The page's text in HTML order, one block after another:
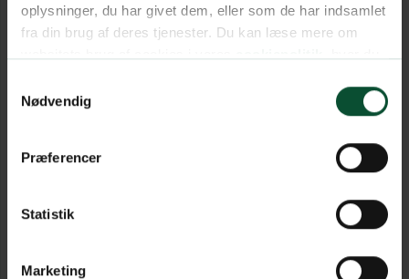
oplysninger, du har givet dem, eller som de har indsamlet
fra din brug af deres tjenester. Du kan læse mere om
Nødvendig
Præferencer
Statistik
Marketing